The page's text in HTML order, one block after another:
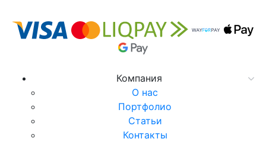
Компания
О нас
Портфолио
Статьи
Контакты